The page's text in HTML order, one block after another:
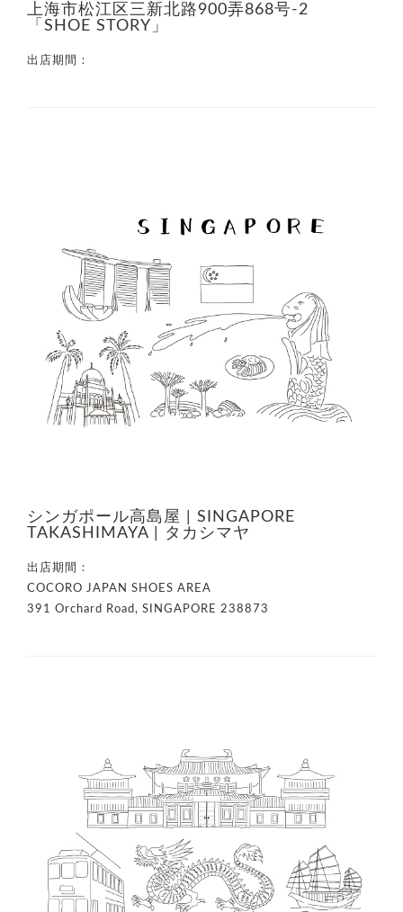
上海市松江区三新北路900弄868号-2
「SHOE STORY」
出店期間：
シンガポール高島屋 | SINGAPORE
TAKASHIMAYA | タカシマヤ
出店期間：
COCORO JAPAN SHOES AREA
391 Orchard Road, SINGAPORE 238873